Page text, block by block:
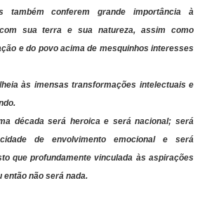
também conferem grande importância à
sua terra e sua natureza, assim como
e do povo acima de mesquinhos interesses
às imensas transformações intelectuais e
década será heroica e será nacional; será
de envolvimento emocional e será
que profundamente vinculada às aspirações
então não será nada.